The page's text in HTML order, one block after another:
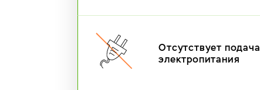
Отсутствует подача
электропитания